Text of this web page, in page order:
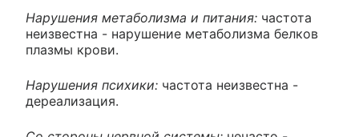
Нарушения метаболизма и питания: частота
неизвестна - нарушение метаболизма белков
плазмы крови.
Нарушения психики: частота неизвестна -
дереализация.